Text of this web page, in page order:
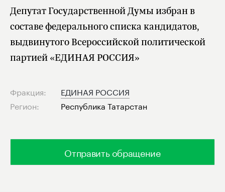
Депутат Государственной Думы избран в
составе федерального списка кандидатов,
выдвинутого Всероссийской политической
партией «ЕДИНАЯ РОССИЯ»
Отправить обращение
Фракция:
ЕДИНАЯ РОССИЯ
Регион:
Республика Татарстан